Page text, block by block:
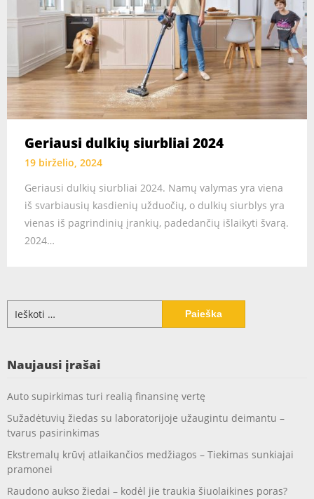
Geriausi dulkių siurbliai 2024
19 birželio, 2024
Geriausi dulkių siurbliai 2024. Namų valymas yra viena
iš svarbiausių kasdienių užduočių, o dulkių siurblys yra
vienas iš pagrindinių įrankių, padedančių išlaikyti švarą.
2024…
Ieškoti:
Naujausi įrašai
Auto supirkimas turi realią finansinę vertę
Sužadėtuvių žiedas su laboratorijoje užaugintu deimantu –
tvarus pasirinkimas
Ekstremalų krūvį atlaikančios medžiagos – Tiekimas sunkiajai
pramonei
Raudono aukso žiedai – kodėl jie traukia šiuolaikines poras?